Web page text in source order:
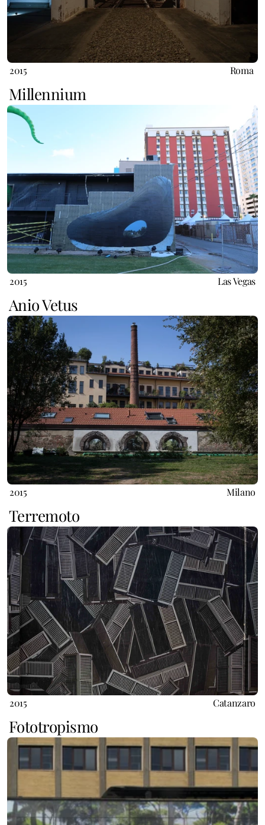
2015 Roma
Millennium
2015 Las Vegas
Anio Vetus
2015 Milano
Terremoto
2015 Catanzaro
Fototropismo